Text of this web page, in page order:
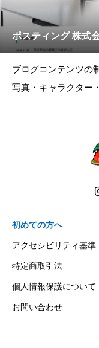
ポスティング 株式
ブログコンテンツの
写真・キャラクター
初めての方へ
アクセシビリティ基準
特定商取引法
個人情報保護について
お問い合わせ